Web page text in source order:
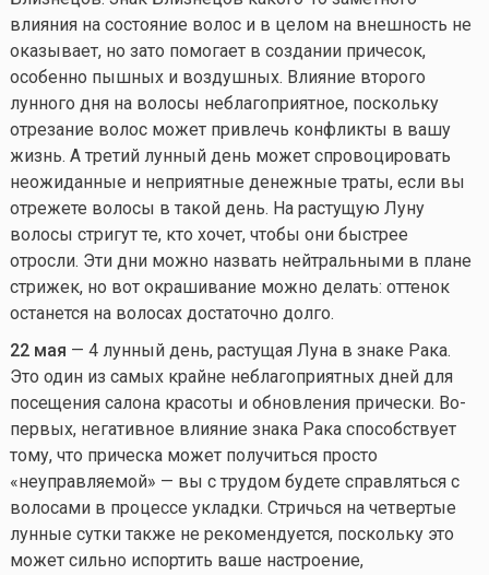
влияния на состояние волос и в целом на внешность не
оказывает, но зато помогает в создании причесок,
особенно пышных и воздушных. Влияние второго
лунного дня на волосы неблагоприятное, поскольку
отрезание волос может привлечь конфликты в вашу
жизнь. А третий лунный день может спровоцировать
неожиданные и неприятные денежные траты, если вы
отрежете волосы в такой день. На растущую Луну
волосы стригут те, кто хочет, чтобы они быстрее
отросли. Эти дни можно назвать нейтральными в плане
стрижек, но вот окрашивание можно делать: оттенок
останется на волосах достаточно долго.
22 мая — 4 лунный день, растущая Луна в знаке Рака.
Это один из самых крайне неблагоприятных дней для
посещения салона красоты и обновления прически. Во-
первых, негативное влияние знака Рака способствует
тому, что прическа может получиться просто
«неуправляемой» — вы с трудом будете справляться с
волосами в процессе укладки. Стричься на четвертые
лунные сутки также не рекомендуется, поскольку это
может сильно испортить ваше настроение,